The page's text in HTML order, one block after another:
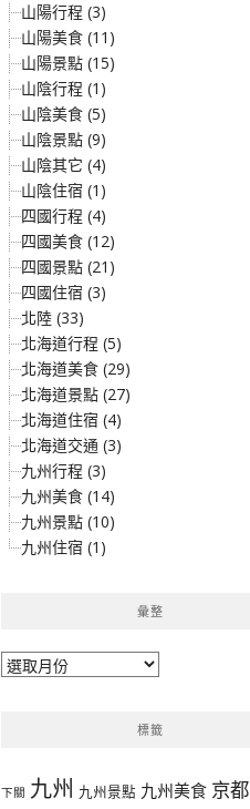
山陽行程 (3)
山陽美食 (11)
山陽景點 (15)
山陰行程 (1)
山陰美食 (5)
山陰景點 (9)
山陰其它 (4)
山陰住宿 (1)
四國行程 (4)
四國美食 (12)
四國景點 (21)
四國住宿 (3)
北陸 (33)
北海道行程 (5)
北海道美食 (29)
北海道景點 (27)
北海道住宿 (4)
北海道交通 (3)
九州行程 (3)
九州美食 (14)
九州景點 (10)
九州住宿 (1)
彙整
彙
標籤
下關 九州 九州景點 九州美食 京都